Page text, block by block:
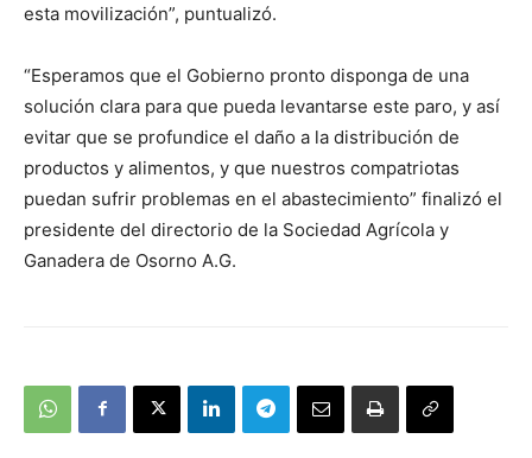
esta movilización”, puntualizó.
“Esperamos que el Gobierno pronto disponga de una
solución clara para que pueda levantarse este paro, y así
evitar que se profundice el daño a la distribución de
productos y alimentos, y que nuestros compatriotas
puedan sufrir problemas en el abastecimiento” finalizó el
presidente del directorio de la Sociedad Agrícola y
Ganadera de Osorno A.G.